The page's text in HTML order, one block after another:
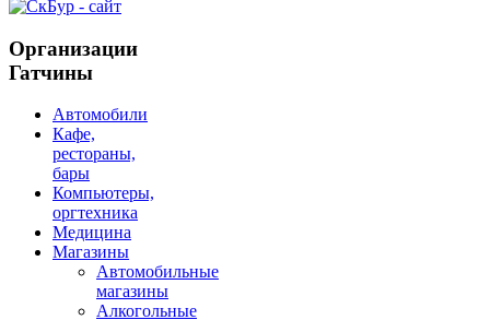
Организации
Гатчины
Автомобили
Кафе,
рестораны,
бары
Компьютеры,
оргтехника
Медицина
Магазины
Автомобильные
магазины
Алкогольные